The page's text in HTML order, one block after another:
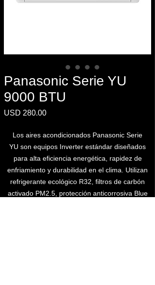
Panasonic Serie YU
9000 BTU
USD 280.00Precio
Los aires acondicionados Panasonic Serie
YU son equipos Inverter estándar diseñados
para alta eficiencia energética, rapidez de
enfriamiento y durabilidad en el clima. Utilizan
refrigerante ecológico R32, filtros de carbón
activado PM2.5, protección anticorrosiva Blue